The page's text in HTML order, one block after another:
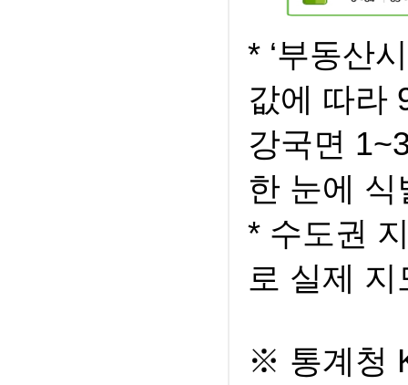
* ‘부동산
값에 따라
강국면
한 눈에
* 수도권
로 실제
※ 통계청